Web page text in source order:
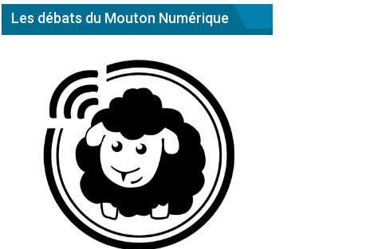
Les débats du Mouton Numérique